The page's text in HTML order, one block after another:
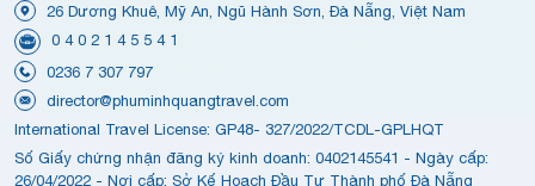
26 Dương Khuê, Mỹ An, Ngũ Hành Sơn, Đà Nẵng, Việt Nam
0 4 0 2 1 4 5 5 4 1
0236 7 307 797
director@phuminhquangtravel.com
International Travel License: GP48- 327/2022/TCDL-GPLHQT
Số Giấy chứng nhận đăng ký kinh doanh: 0402145541 - Ngày cấp:
26/04/2022 - Nơi cấp: Sở Kế Hoạch Đầu Tư Thành phố Đà Nẵng